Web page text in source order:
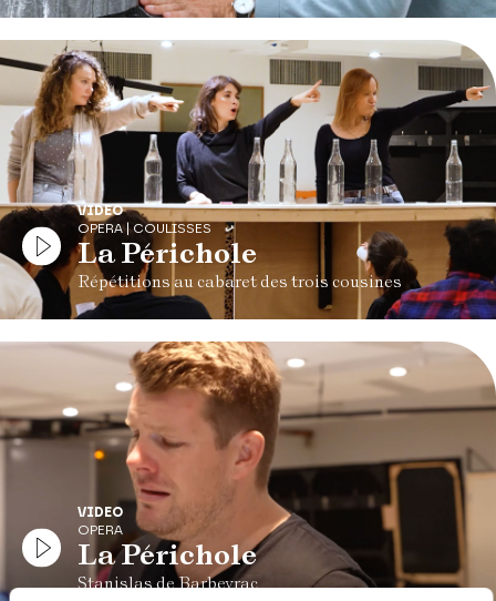
VIDEO
OPERA | COULISSES
La Périchole
Répétitions au cabaret des trois cousines
VIDEO
OPERA
La Périchole
Stanislas de Barbeyrac